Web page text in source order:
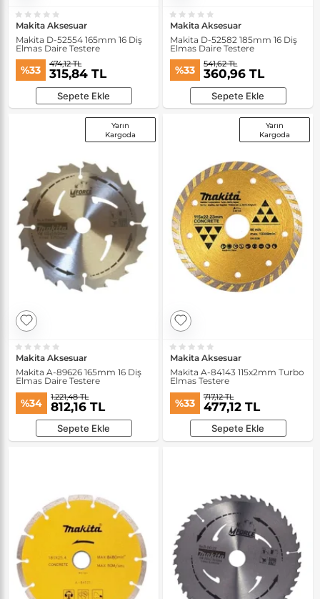
Makita Aksesuar
Makita D-52554 165mm 16 Diş
Elmas Daire Testere
%33 474,12 TL
315,84 TL
Sepete Ekle
Makita Aksesuar
Makita D-52582 185mm 16 Diş
Elmas Daire Testere
%33 541,62 TL
360,96 TL
Sepete Ekle
Yarın
Kargoda
Makita Aksesuar
Makita A-89626 165mm 16 Diş
Elmas Daire Testere
%34 1.221,48 TL
812,16 TL
Sepete Ekle
Yarın
Kargoda
Makita Aksesuar
Makita A-84143 115x2mm Turbo
Elmas Testere
%33 717,12 TL
477,12 TL
Sepete Ekle